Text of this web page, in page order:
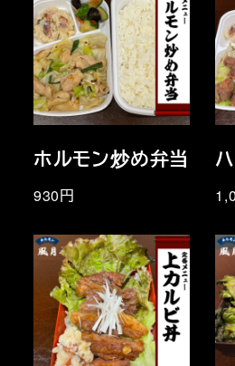
ホルモン炒め弁当
930円